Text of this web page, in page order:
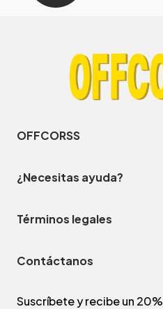
OFFCORSS
¿Necesitas ayuda?
Términos legales
Contáctanos
Suscríbete y recibe un